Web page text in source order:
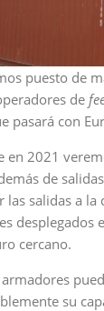
puesto de
de
pasará con
en 2021
de
las salidas a
cercano.
su